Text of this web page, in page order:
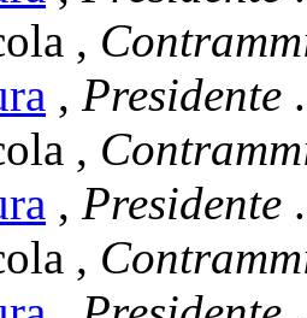
,
, Presidente
,
, Presidente
,